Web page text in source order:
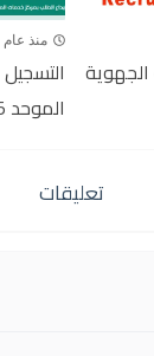
الجهوية
منذ عام
الموحد RSU 2025
تعليقات